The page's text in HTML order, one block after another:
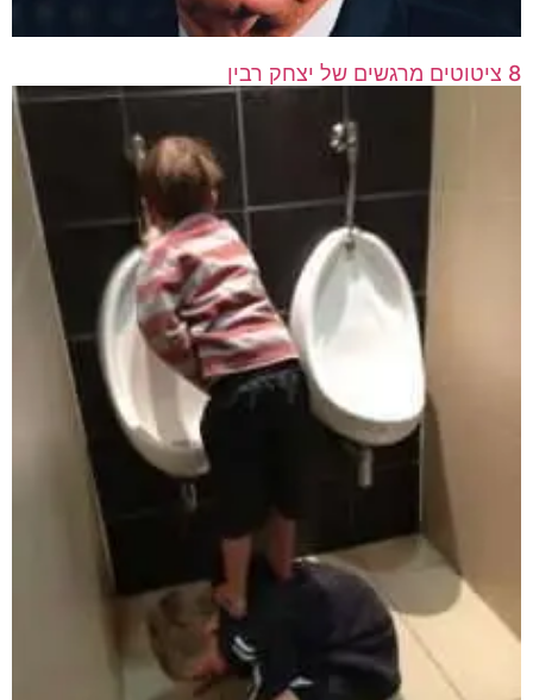
8 ציטוטים מרגשים של יצחק רבין